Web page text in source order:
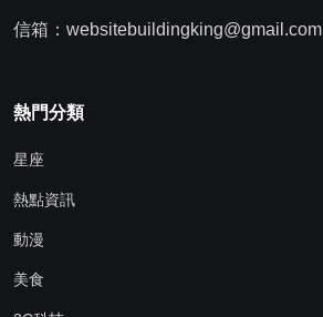
信箱：websitebuildingking@gmail.com
熱門分類
星座
熱點資訊
動漫
美食